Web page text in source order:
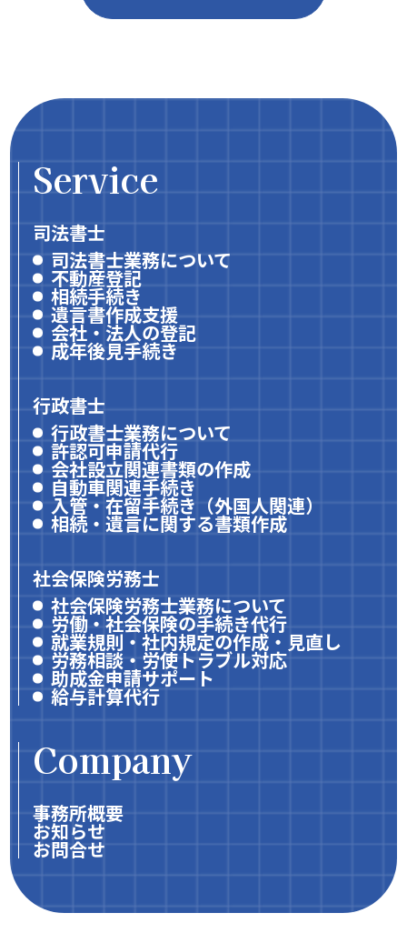
Service
司法書士
司法書士業務について
不動産登記
相続手続き
遺言書作成支援
会社・法人の登記
成年後見手続き
行政書士
行政書士業務について
許認可申請代行
会社設立関連書類の作成
自動車関連手続き
入管・在留手続き（外国人関連）
相続・遺言に関する書類作成
社会保険労務士
社会保険労務士業務について
労働・社会保険の手続き代行
就業規則・社内規定の作成・見直し
労務相談・労使トラブル対応
助成金申請サポート
給与計算代行
Company
事務所概要
お知らせ
お問合せ